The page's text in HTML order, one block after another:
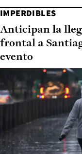
IMPERDIBLES
Anticipan la
frontal a
evento